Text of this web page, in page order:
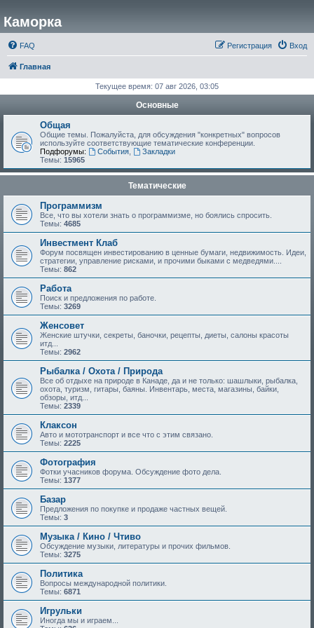
Каморка
FAQ Вход
Регистрация
Главная
Текущее время: 07 авг 2026, 03:05
Основные
Общая
Общие темы. Пожалуйста, для обсуждения "конкретных" вопросов
используйте соответствующие тематические конференции.
Подфорумы:
События,
Закладки
Темы: 15965
Тематические
Программизм
Все, что вы хотели знать о программизме, но боялись спросить.
Темы: 4685
Инвестмент Клаб
Форум посвящен инвестированию в ценные бумаги, недвижимость. Идеи,
стратегии, управление рисками, и прочими быками с медведями....
Темы: 862
Работа
Поиск и предложения по работе.
Темы: 3269
Женсовет
Женские штучки, секреты, баночки, рецепты, диеты, салоны красоты
итд...
Темы: 2962
Рыбалка / Охота / Природа
Все об отдыхе на природе в Канаде, да и не только: шашлыки, рыбалка,
охота, туризм, гитары, баяны. Инвентарь, места, магазины, байки,
обзоры, итд...
Темы: 2339
Клаксон
Авто и мототранспорт и все что с этим связано.
Темы: 2225
Фотография
Фотки учасников форума. Обсуждение фото дела.
Темы: 1377
Базар
Предложения по покупке и продаже частных вещей.
Темы: 3
Музыка / Кино / Чтиво
Обсуждение музыки, литературы и прочих фильмов.
Темы: 3275
Политика
Вопросы международной политики.
Темы: 6871
Игрульки
Иногда мы и играем...